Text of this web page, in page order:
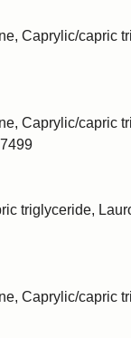
Caprylic/capric
Caprylic/capric
triglyceride,
Caprylic/capric